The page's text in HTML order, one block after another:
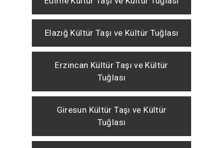
Elazığ Kültür Taşı ve Kültür Tuğlası
Erzincan Kültür Taşı ve Kültür
Tuğlası
Giresun Kültür Taşı ve Kültür
Tuğlası